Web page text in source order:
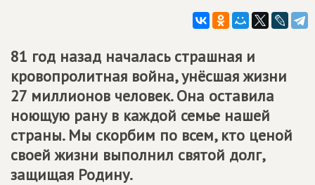
81 год назад началась страшная и
кровопролитная война, унёсшая жизни
27 миллионов человек. Она оставила
ноющую рану в каждой семье нашей
страны. Мы скорбим по всем, кто ценой
своей жизни выполнил святой долг,
защищая Родину.